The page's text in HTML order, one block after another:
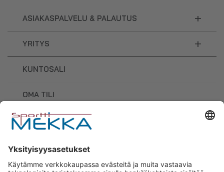
ASIAKASPALVELU & PALAUTUS +
YRITYS +
KUNTOSALI
OMA TILI
OSTOSKORI
Sporttimekka – lisäravinteiden ja